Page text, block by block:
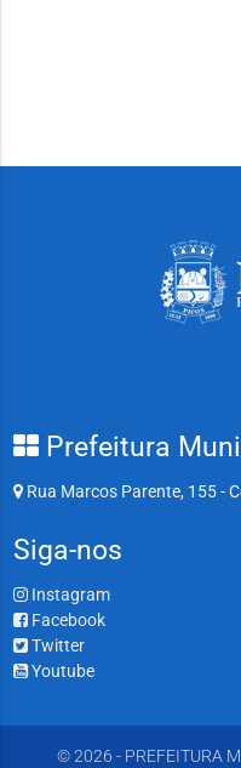
Prefeitura
Rua Marcos Parente, 155 -
Siga-nos
Instagram
Facebook
Twitter
Youtube
© 2026 - PREFEITURA